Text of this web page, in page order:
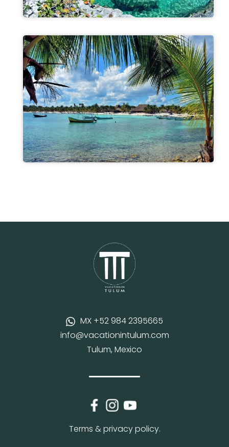
MX +52 984 2395665
info@vacationintulum.com
Tulum, Mexico
Terms & privacy policy.